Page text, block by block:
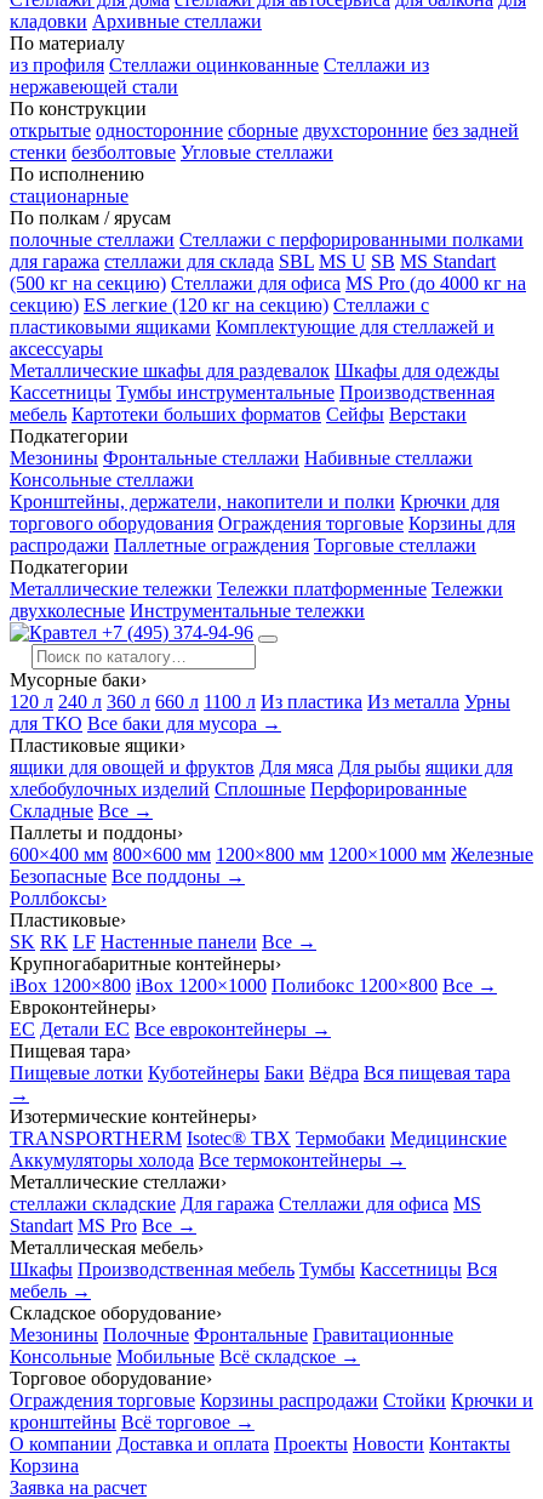
кладовки Архивные стеллажи
По материалу
из профиля Стеллажи оцинкованные Стеллажи из
нержавеющей стали
По конструкции
открытые односторонние сборные двухсторонние без задней
стенки безболтовые Угловые стеллажи
По исполнению
стационарные
По полкам / ярусам
полочные стеллажи Стеллажи с перфорированными полками
для гаража стеллажи для склада SBL MS U SB MS Standart
(500 кг на секцию) Стеллажи для офиса MS Pro (до 4000 кг на
секцию) ES легкие (120 кг на секцию) Стеллажи с
пластиковыми ящиками Комплектующие для стеллажей и
аксессуары
Металлические шкафы для раздевалок Шкафы для одежды
Кассетницы Тумбы инструментальные Производственная
мебель Картотеки больших форматов Сейфы Верстаки
Подкатегории
Мезонины Фронтальные стеллажи Набивные стеллажи
Консольные стеллажи
Кронштейны, держатели, накопители и полки Крючки для
торгового оборудования Ограждения торговые Корзины для
распродажи Паллетные ограждения Торговые стеллажи
Подкатегории
Металлические тележки Тележки платформенные Тележки
двухколесные Инструментальные тележки
+7 (495) 374-94-96
Мусорные баки›
120 л 240 л 360 л 660 л 1100 л Из пластика Из металла Урны
для ТКО Все баки для мусора →
Пластиковые ящики›
ящики для овощей и фруктов Для мяса Для рыбы ящики для
хлебобулочных изделий Сплошные Перфорированные
Складные Все →
Паллеты и поддоны›
600×400 мм 800×600 мм 1200×800 мм 1200×1000 мм Железные
Безопасные Все поддоны →
Роллбоксы›
Пластиковые›
SK RK LF Настенные панели Все →
Крупногабаритные контейнеры›
iBox 1200×800 iBox 1200×1000 Полибокс 1200×800 Все →
Евроконтейнеры›
EC Детали EC Все евроконтейнеры →
Пищевая тара›
Пищевые лотки Куботейнеры Баки Вёдра Вся пищевая тара
→
Изотермические контейнеры›
TRANSPORTHERM Isotec® TBX Термобаки Медицинские
Аккумуляторы холода Все термоконтейнеры →
Металлические стеллажи›
стеллажи складские Для гаража Стеллажи для офиса MS
Standart MS Pro Все →
Металлическая мебель›
Шкафы Производственная мебель Тумбы Кассетницы Вся
мебель →
Складское оборудование›
Мезонины Полочные Фронтальные Гравитационные
Консольные Мобильные Всё складское →
Торговое оборудование›
Ограждения торговые Корзины распродажи Стойки Крючки и
кронштейны Всё торговое →
О компании Доставка и оплата Проекты Новости Контакты
Корзина
Заявка на расчет